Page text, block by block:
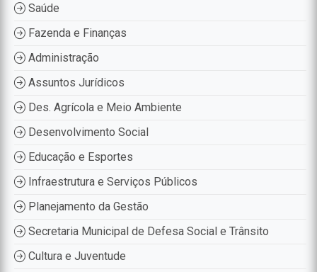
Saúde
Fazenda e Finanças
Administração
Assuntos Jurídicos
Des. Agrícola e Meio Ambiente
Desenvolvimento Social
Educação e Esportes
Infraestrutura e Serviços Públicos
Planejamento da Gestão
Secretaria Municipal de Defesa Social e Trânsito
Cultura e Juventude